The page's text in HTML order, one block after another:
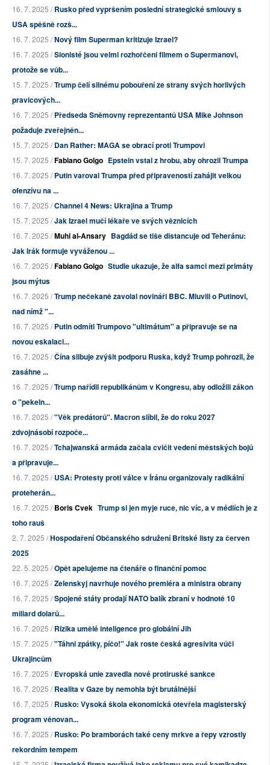
16. 7. 2025 /Rusko před vypršením poslední strategické smlouvy s
USA spěšně rozš...
16. 7. 2025 /Nový film Superman kritizuje Izrael?
16. 7. 2025 /Sionisté jsou velmi rozhořčeni filmem o Supermanovi,
protože se vůb...
15. 7. 2025 /Trump čelí silnému pobouření ze strany svých horlivých
pravicových...
16. 7. 2025 /Předseda Sněmovny reprezentantů USA Mike Johnson
požaduje zveřejněn...
15. 7. 2025 /Dan Rather: MAGA se obrací proti Trumpovi
15. 7. 2025 /Fabiano Golgo Epstein vstal z hrobu, aby ohrozil Trumpa
16. 7. 2025 /Putin varoval Trumpa před připraveností zahájit velkou
ofenzívu na ...
16. 7. 2025 /Channel 4 News: Ukrajina a Trump
15. 7. 2025 /Jak Izrael mučí lékaře ve svých věznicích
16. 7. 2025 /Muhi al-Ansary Bagdád se tiše distancuje od Teheránu:
Jak Irák formuje vyváženou ...
16. 7. 2025 /Fabiano Golgo Studie ukazuje, že alfa samci mezi primáty
jsou mýtus
16. 7. 2025 /Trump nečekaně zavolal novináři BBC. Mluvili o Putinovi,
nad nímž "...
16. 7. 2025 /Putin odmítl Trumpovo "ultimátum" a připravuje se na
novou eskalaci...
16. 7. 2025 /Čína slibuje zvýšit podporu Ruska, když Trump pohrozil, že
zasáhne ...
16. 7. 2025 /Trump nařídil republikánům v Kongresu, aby odložili zákon
o "pekeln...
16. 7. 2025 /"Věk predátorů". Macron slíbil, že do roku 2027
zdvojnásobí rozpoče...
16. 7. 2025 /Tchajwanská armáda začala cvičit vedení městských bojů
a připravuje...
16. 7. 2025 /USA: Protesty proti válce v Íránu organizovaly radikální
proteherán...
16. 7. 2025 /Boris Cvek Trump si jen myje ruce, nic víc, a v médiích je z
toho rauš
2. 7. 2025 /Hospodaření Občanského sdružení Britské listy za červen
2025
22. 5. 2025 /Opět apelujeme na čtenáře o finanční pomoc
16. 7. 2025 /Zelenskyj navrhuje nového premiéra a ministra obrany
16. 7. 2025 /Spojené státy prodají NATO balík zbraní v hodnotě 10
miliard dolarů...
16. 7. 2025 /Rizika umělé inteligence pro globální Jih
15. 7. 2025 /"Táhni zpátky, píčo!" Jak roste česká agresivita vůči
Ukrajincům
16. 7. 2025 /Evropská unie zavedla nové protiruské sankce
16. 7. 2025 /Realita v Gaze by nemohla být brutálnější
16. 7. 2025 /Rusko: Vysoká škola ekonomická otevřela magisterský
program věnovan...
16. 7. 2025 /Rusko: Po bramborách také ceny mrkve a řepy vzrostly
rekordním tempem